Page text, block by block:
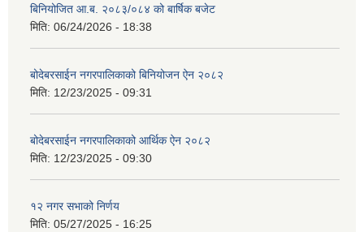
बिनियोजित आ.ब. २०८३/०८४ को बार्षिक बजेट
मिति: 06/24/2026 - 18:38
बोदेबरसाईन नगरपालिकाको बिनियोजन ऐन २०८२
मिति: 12/23/2025 - 09:31
बोदेबरसाईन नगरपालिकाको आर्थिक ऐन २०८२
मिति: 12/23/2025 - 09:30
१२ नगर सभाको निर्णय
मिति: 05/27/2025 - 16:25